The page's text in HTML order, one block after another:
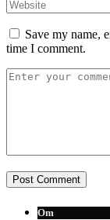
Save my name,
time I comment.
Om